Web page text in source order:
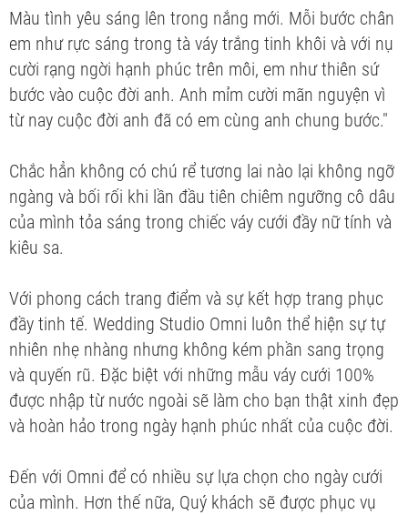
Màu tình yêu sáng lên trong nắng mới. Mỗi bước chân
em như rực sáng trong tà váy trắng tinh khôi và với nụ
cười rạng ngời hạnh phúc trên môi, em như thiên sứ
bước vào cuộc đời anh. Anh mỉm cười mãn nguyện vì
từ nay cuộc đời anh đã có em cùng anh chung bước."
Chắc hẳn không có chú rể tương lai nào lại không ngỡ
ngàng và bối rối khi lần đầu tiên chiêm ngưỡng cô dâu
của mình tỏa sáng trong chiếc váy cưới đầy nữ tính và
kiêu sa.
Với phong cách trang điểm và sự kết hợp trang phục
đầy tinh tế. Wedding Studio Omni luôn thể hiện sự tự
nhiên nhẹ nhàng nhưng không kém phần sang trọng
và quyến rũ. Đặc biệt với những mẫu váy cưới 100%
được nhập từ nước ngoài sẽ làm cho bạn thật xinh đẹp
và hoàn hảo trong ngày hạnh phúc nhất của cuộc đời.
Đến với Omni để có nhiều sự lựa chọn cho ngày cưới
của mình. Hơn thế nữa, Quý khách sẽ được phục vụ